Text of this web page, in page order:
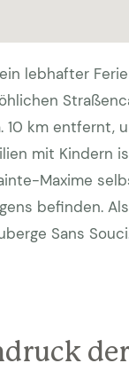
lebhafter
10 km entfernt,
mit Kindern
Maxime
befinden.
Sans